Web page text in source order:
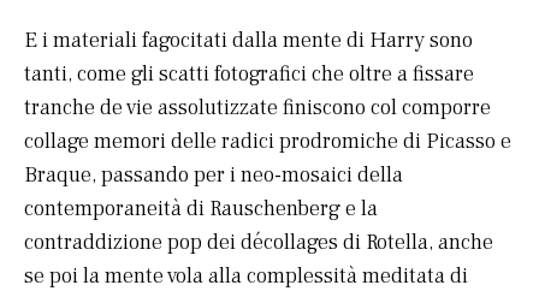
E i materiali fagocitati dalla mente di Harry sono
tanti, come gli scatti fotografici che oltre a fissare
tranche de vie assolutizzate finiscono col comporre
collage memori delle radici prodromiche di Picasso e
Braque, passando per i neo-mosaici della
contemporaneità di Rauschenberg e la
contraddizione pop dei décollages di Rotella, anche
se poi la mente vola alla complessità meditata di